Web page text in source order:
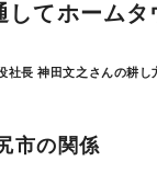
してホームタ
社長 神田文之さんの耕し
市の関係